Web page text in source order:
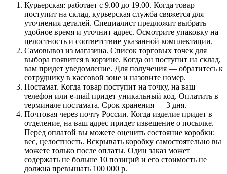
Курьерская: работает с 9.00 до 19.00. Когда товар
поступит на склад, курьерская служба свяжется для
уточнения деталей. Специалист предложит выбрать
удобное время и уточнит адрес. Осмотрите упаковку на
целостность и соответствие указанной комплектации.
Самовывоз из магазина. Список торговых точек для
выбора появится в корзине. Когда он поступит на склад,
вам придет уведомление. Для получения — обратитесь к
сотруднику в кассовой зоне и назовите номер.
Постамат. Когда товар поступит на точку, на ваш
телефон или e-mail придет уникальный код. Оплатить в
терминале постамата. Срок хранения — 3 дня.
Почтовая через почту России. Когда изделие придет в
отделение, на ваш адрес придет извещение о посылке.
Перед оплатой вы можете оценить состояние коробки:
вес, целостность. Вскрывать коробку самостоятельно вы
можете только после оплаты. Один заказ может
содержать не больше 10 позиций и его стоимость не
должна превышать 100 000 р.